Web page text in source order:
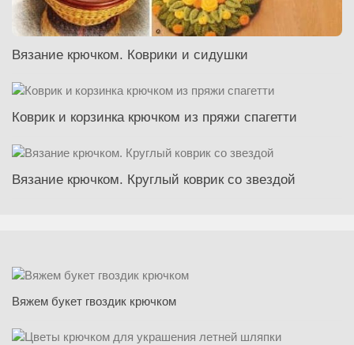
Вязание крючком. Коврики и сидушки
Коврик и корзинка крючком из пряжи спагетти
Вязание крючком. Круглый коврик со звездой
Вяжем букет гвоздик крючком